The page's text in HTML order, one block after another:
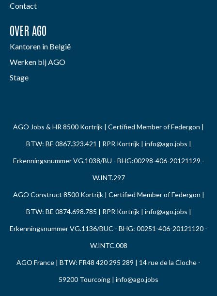
Contact
OVER AGO
Kantoren in België
Werken bij AGO
Stage
AGO Jobs & HR 8500 Kortrijk | Certified Member of Federgon |
BTW: BE 0867.323.421 | RPR Kortrijk | info@ago.jobs |
Erkenningsnummer VG.1038/BU - BHG:00298-406-20121129 -
W.INT.297
AGO Construct 8500 Kortrijk | Certified Member of Federgon |
BTW: BE 0874.698.785 | RPR Kortrijk | info@ago.jobs |
Erkenningsnummer VG.1136/BUC - BHG: 00251-406-20121120 -
W.INTC.008
AGO France | BTW: FR48 420 295 289 | 14 rue de la Cloche -
59200 Tourcoing | info@ago.jobs